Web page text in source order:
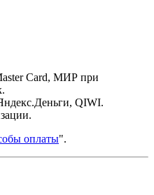
Card, МИР при
QIWI.
оплаты".